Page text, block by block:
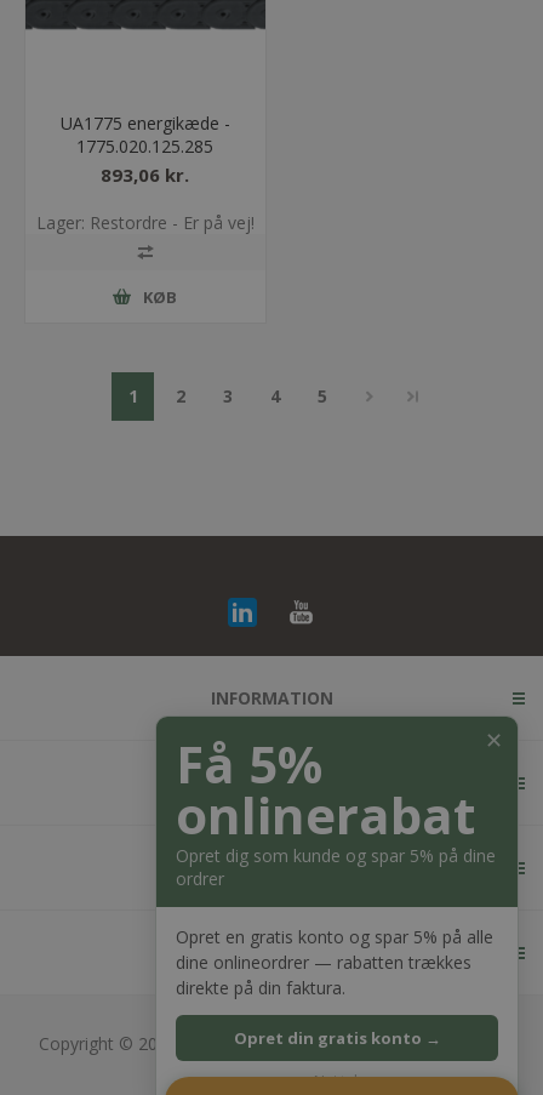
UA1775 energikæde -
1775.020.125.285
893,06 kr.
Lager: Restordre - Er på vej!
KØB
1 2 3 4 5
INFORMATION
KUNDESERVICE
MIN KONTO
KONTAKT OS
Copyright © 2026 Bagger Nielsen webshop. Alle rettigheder
forbeholdt.
✕
Få 5%
onlinerabat
Opret dig som kunde og spar 5% på dine
ordrer
Opret en gratis konto og spar 5% på alle
dine onlineordrer — rabatten trækkes
direkte på din faktura.
Opret din gratis konto →
Nej tak